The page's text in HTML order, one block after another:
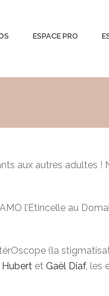
ESPACE PRO
aux autres adultes
l’Etincelle au
(la
et Gaël Diaf, les